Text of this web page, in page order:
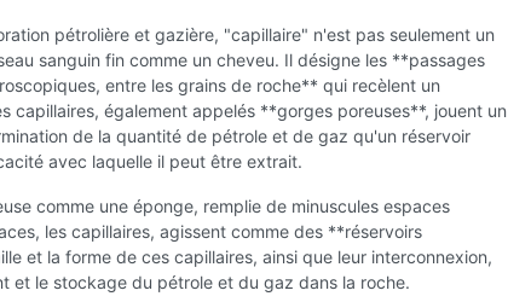
pétrolière et gazière, "capillaire" n'est pas seulement un
sanguin fin comme un cheveu. Il désigne les **passages
entre les grains de roche** qui recèlent un
capillaires, également appelés **gorges poreuses**, jouent un
de la quantité de pétrole et de gaz qu'un réservoir
avec laquelle il peut être extrait.
comme une éponge, remplie de minuscules espaces
les capillaires, agissent comme des **réservoirs
et la forme de ces capillaires, ainsi que leur interconnexion,
et le stockage du pétrole et du gaz dans la roche.